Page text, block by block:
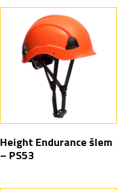
Height Endurance šlem
– PS53